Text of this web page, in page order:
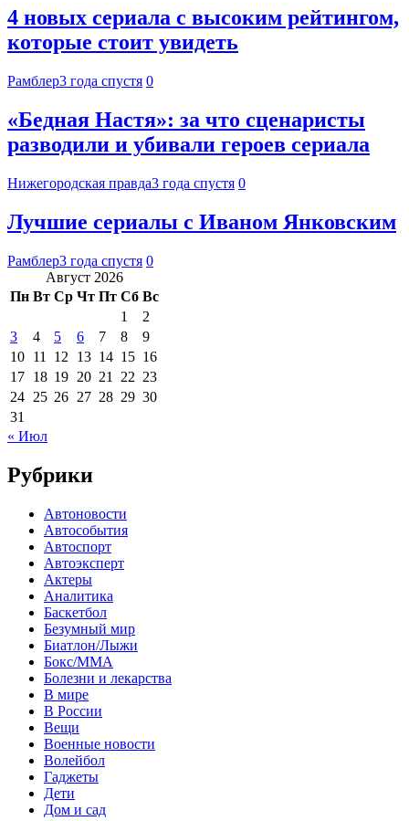
4 новых сериала с высоким рейтингом,
которые стоит увидеть
Рамблер3 года спустя 0
«Бедная Настя»: за что сценаристы
разводили и убивали героев сериала
Нижегородская правда3 года спустя 0
Лучшие сериалы с Иваном Янковским
Рамблер3 года спустя 0
Август 2026
Пн Вт Ср Чт Пт Сб Вс
1
2
3
4 5 6 7 8
9
10 11 12 13 14 15 16
17 18 19 20 21 22 23
24 25 26 27 28 29 30
31
« Июл
Рубрики
Автоновости
Автособытия
Автоспорт
Автоэксперт
Актеры
Аналитика
Баскетбол
Безумный мир
Биатлон/Лыжи
Бокс/MMA
Болезни и лекарства
В мире
В России
Вещи
Военные новости
Волейбол
Гаджеты
Дети
Дом и сад